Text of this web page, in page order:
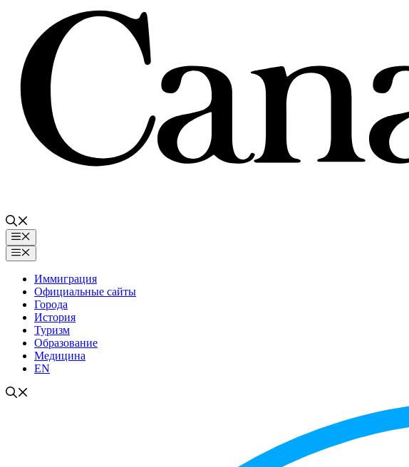
содержимому
Меню
Меню
Иммиграция
Официальные сайты
Города
История
Туризм
Образование
Медицина
EN